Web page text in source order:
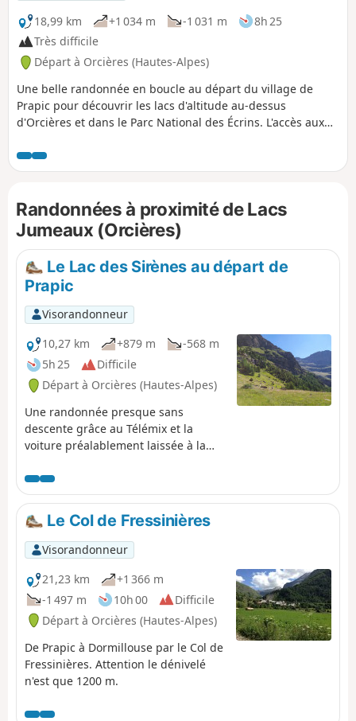
18,99 km
+1 034 m -1 031 m
8h 25
Très difficile
Départ à Orcières (Hautes-Alpes)
Une belle randonnée en boucle au départ du village de
Prapic pour découvrir les lacs d'altitude au-dessus
d'Orcières et dans le Parc National des Écrins. L'accès aux
Randonnées à proximité de Lacs
Jumeaux (Orcières)
Le Lac des Sirènes au départ de
Prapic
Visorandonneur
10,27 km
+879 m
-568 m
5h 25
Difficile
Départ à Orcières (Hautes-Alpes)
Une randonnée presque sans
descente grâce au Télémix et la
voiture préalablement laissée à la
du Diolon est belle et méconnue. Elle
permet de rejoindre Prapic au Lac
des Sirènes. De là, il est facile de
rejoindre Roche Rousse. Cette
randonnée est à faire uniquement
lorsque la station de Merlette est
ouverte l'été (juillet et août) pour
revenir par le Télémix de Roche
Rousse. (le dénivelé négatif est
beaucoup moindre car il compte la
descente en Télémix !)
Le Col de Fressinières
Visorandonneur
21,23 km
+1 366 m
-1 497 m
10h 00
Difficile
Départ à Orcières (Hautes-Alpes)
De Prapic à Dormillouse par le Col de
Fressinières. Attention le dénivelé
n'est que 1200 m.